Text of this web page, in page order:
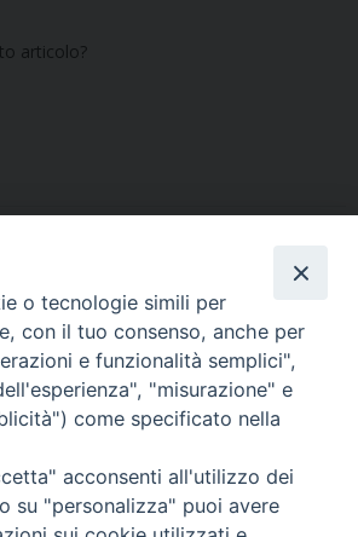
articolo?
stop
In preghiera per i missionari
Copyright © Arcidiocesi di Udine 2018
o tecnologie simili per
con il tuo consenso, anche per
e funzionalità semplici",
"misurazione" e
come specificato nella
acconsenti all'utilizzo dei
su "personalizza" puoi avere